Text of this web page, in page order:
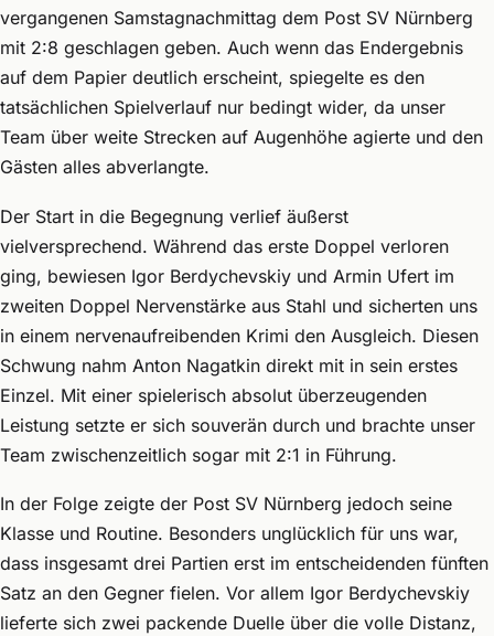
vergangenen Samstagnachmittag dem Post SV Nürnberg
mit 2:8 geschlagen geben. Auch wenn das Endergebnis
auf dem Papier deutlich erscheint, spiegelte es den
tatsächlichen Spielverlauf nur bedingt wider, da unser
Team über weite Strecken auf Augenhöhe agierte und den
Gästen alles abverlangte.
Der Start in die Begegnung verlief äußerst
vielversprechend. Während das erste Doppel verloren
ging, bewiesen Igor Berdychevskiy und Armin Ufert im
zweiten Doppel Nervenstärke aus Stahl und sicherten uns
in einem nervenaufreibenden Krimi den Ausgleich. Diesen
Schwung nahm Anton Nagatkin direkt mit in sein erstes
Einzel. Mit einer spielerisch absolut überzeugenden
Leistung setzte er sich souverän durch und brachte unser
Team zwischenzeitlich sogar mit 2:1 in Führung.
In der Folge zeigte der Post SV Nürnberg jedoch seine
Klasse und Routine. Besonders unglücklich für uns war,
dass insgesamt drei Partien erst im entscheidenden fünften
Satz an den Gegner fielen. Vor allem Igor Berdychevskiy
lieferte sich zwei packende Duelle über die volle Distanz,